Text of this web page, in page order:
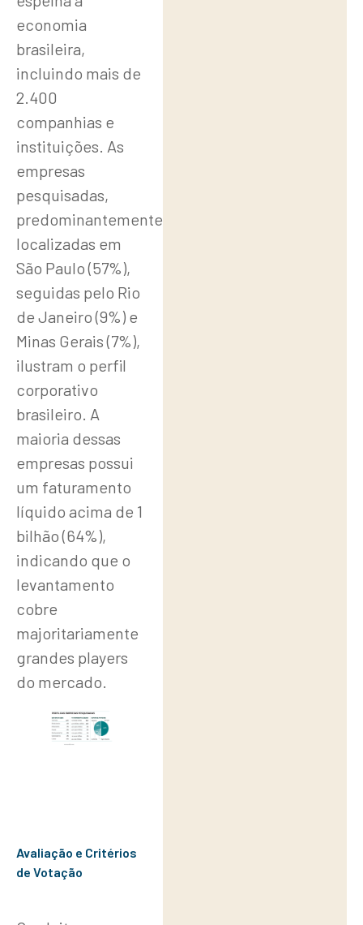
economia
brasileira,
incluindo mais de
2.400
companhias e
instituições. As
empresas
pesquisadas,
predominantemente
localizadas em
São Paulo (57%),
seguidas pelo Rio
de Janeiro (9%) e
Minas Gerais (7%),
ilustram o perfil
corporativo
brasileiro. A
maioria dessas
empresas possui
um faturamento
líquido acima de 1
bilhão (64%),
indicando que o
levantamento
cobre
majoritariamente
grandes players
do mercado.
Avaliação e Critérios
de Votação